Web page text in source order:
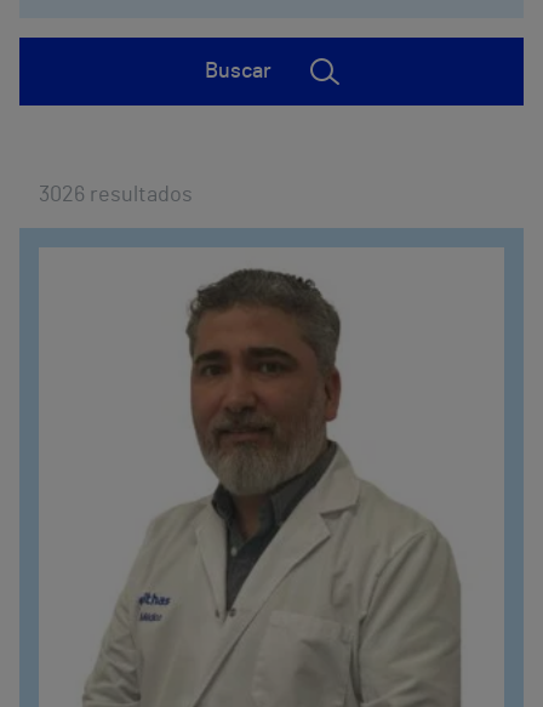
Buscar
3026 resultados